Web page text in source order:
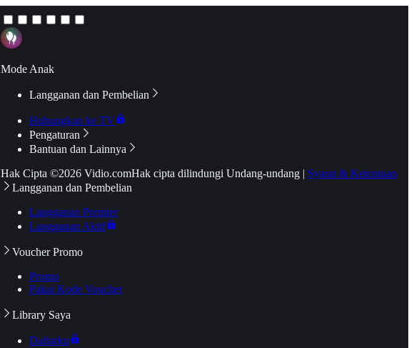
Mode Anak
Langganan dan Pembelian
Hubungkan ke TV
Pengaturan
Bantuan dan Lainnya
Hak Cipta ©2026 Vidio.comHak cipta dilindungi Undang-undang | Syarat & Ketentuan
Langganan dan Pembelian
Langganan Premier
Langganan Aktif
Voucher Promo
Promo
Pakai Kode Voucher
Library Saya
Daftarku